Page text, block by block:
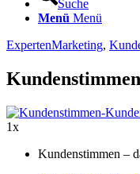
Suche
Menü Menü
ExpertenMarketing,
1x
Kundenstimmen –